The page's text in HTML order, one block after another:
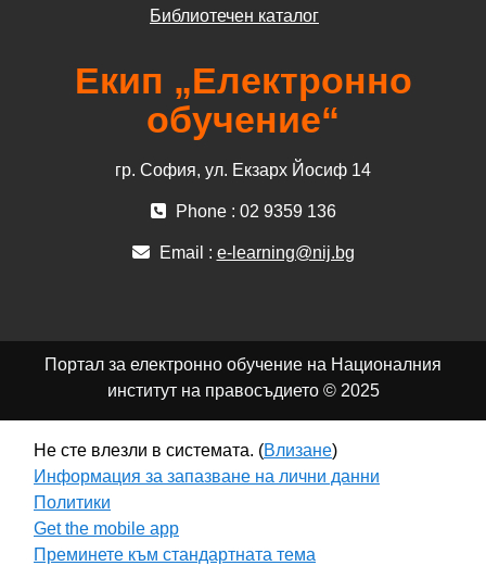
Библиотечен каталог
Екип „Електронно
обучение“
гр. София, ул. Екзарх Йосиф 14
Phone : 02 9359 136
Email : e-learning@nij.bg
Портал за електронно обучение на Националния
институт на правосъдието © 2025
Не сте влезли в системата. (Влизане)
Информация за запазване на лични данни
Политики
Get the mobile app
Преминете към стандартната тема